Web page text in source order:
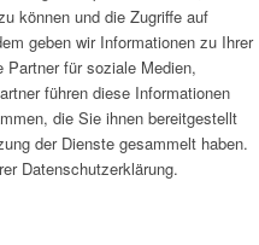
können und die Zugriffe auf
geben wir Informationen zu Ihrer
Partner für soziale Medien,
führen diese Informationen
die Sie ihnen bereitgestellt
der Dienste gesammelt haben.
Datenschutzerklärung.